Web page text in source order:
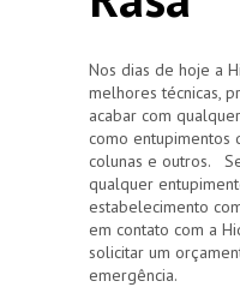
Nos dias de hoje a
melhores técnicas,
acabar com
como entupimentos
colunas e outros.
qualquer
estabelecimento
em contato com a
solicitar um
emergência.